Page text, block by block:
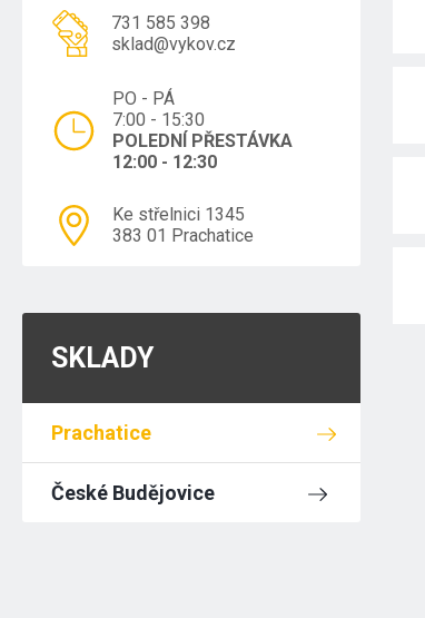
731 585 398
sklad@vykov.cz
PO - PÁ
7:00 - 15:30
POLEDNÍ PŘESTÁVKA
12:00 - 12:30
Ke střelnici 1345
383 01 Prachatice
SKLADY
Prachatice
České Budějovice